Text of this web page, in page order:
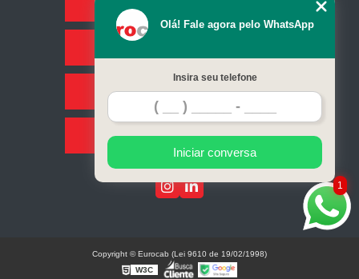
Contato
Mapa do site
1
Olá! Fale agora pelo WhatsApp
Insira seu telefone
Iniciar conversa
Copyright © Eurocab (Lei 9610 de 19/02/1998)
W3C